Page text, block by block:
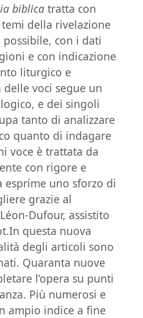
biblica tratta con
della rivelazione
con i dati
e con indicazione
liturgico e
voci segue un
e dei singoli
tanto di analizzare
quanto di indagare
voce è trattata da
con rigore e
esprime uno sforzo di
grazie al
Dufour, assistito
questa nuova
degli articoli sono
Quaranta nuove
l’opera su punti
Più numerosi e
ampio indice a fine